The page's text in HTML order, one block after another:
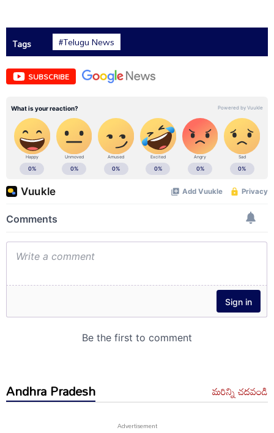
Tags #Telugu News
SUBSCRIBE
Andhra Pradesh మరిన్ని చదవండి